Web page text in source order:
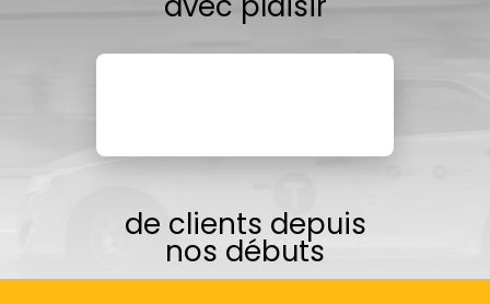
de clients depuis
nos débuts